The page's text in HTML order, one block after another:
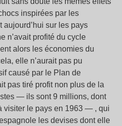
inspirées par les
aujourd’hui sur les pays
n’avait profité du cycle
alors les économies du
elle n’aurait pas pu
causé par le Plan de
pas tiré profit non plus de la
— ils sont 9 millions, dont
visiter le pays en 1963 — , qui
les devises dont elle